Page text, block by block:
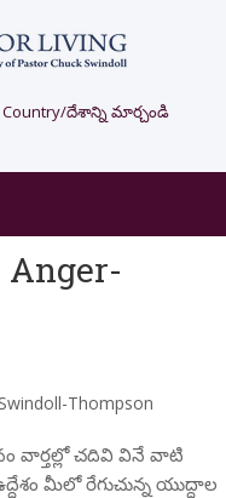
Country/దేశాన్ని మార్చండి
Anger-
Thompson
వార్తల్లో చదివి వినే వాటి
మీలో రేగుచున్న యుద్ధాల